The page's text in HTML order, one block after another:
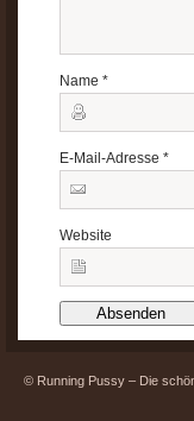
Name *
E-Mail-Adresse *
Website
© Running Pussy – Die